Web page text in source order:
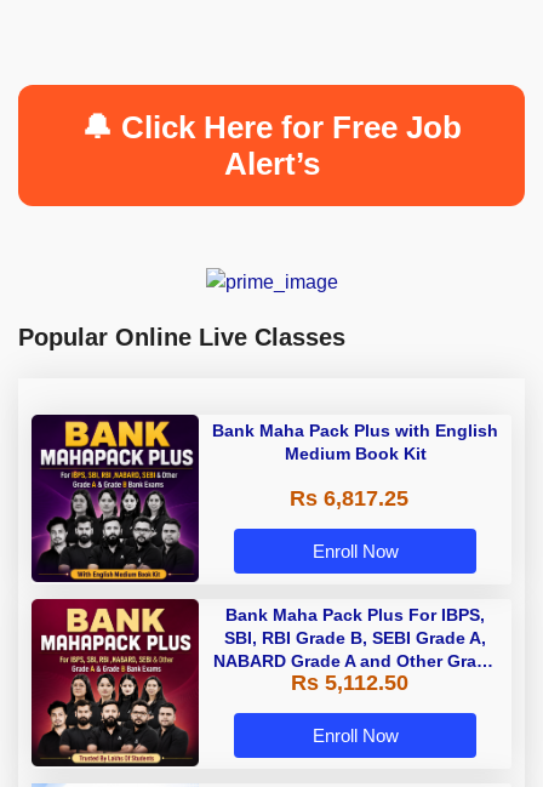
🔔 Click Here for Free Job
Alert’s
Popular Online Live Classes
Bank Maha Pack Plus with English
Medium Book Kit
Rs 6,817.25
Enroll Now
Bank Maha Pack Plus For IBPS,
SBI, RBI Grade B, SEBI Grade A,
NABARD Grade A and Other Grade
A & Grade B Bank Exams
Rs 5,112.50
Enroll Now